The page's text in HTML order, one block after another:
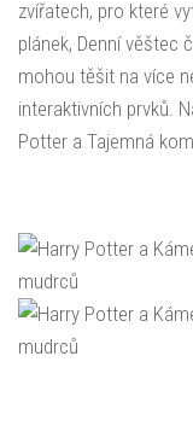
zvířatech, pro které
plánek, Denní věštec
mohou těšit na více
interaktivních prvků.
Potter a Tajemná